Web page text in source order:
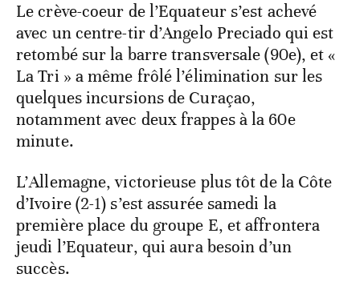
Le crève-coeur de l’Equateur s’est achevé
avec un centre-tir d’Angelo Preciado qui est
retombé sur la barre transversale (90e), et «
La Tri » a même frôlé l’élimination sur les
quelques incursions de Curaçao,
notamment avec deux frappes à la 60e
minute.
L’Allemagne, victorieuse plus tôt de la Côte
d’Ivoire (2-1) s’est assurée samedi la
première place du groupe E, et affrontera
jeudi l’Equateur, qui aura besoin d’un
succès.